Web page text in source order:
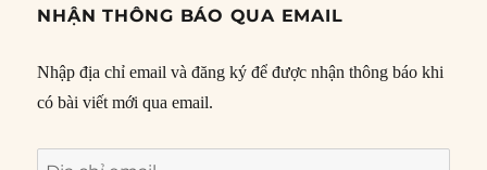
NHẬN THÔNG BÁO QUA EMAIL
Nhập địa chỉ email và đăng ký để được nhận thông báo khi
có bài viết mới qua email.
Địa